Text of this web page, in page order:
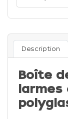
Description
Boîte
larmes